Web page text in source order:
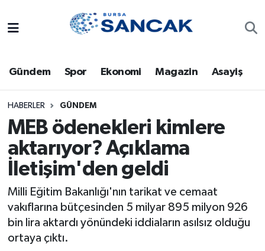
Gündem Spor Ekonomi Magazin Asayiş
HABERLER GÜNDEM
MEB ödenekleri kimlere
aktarıyor? Açıklama
İletişim'den geldi
Milli Eğitim Bakanlığı'nın tarikat ve cemaat
vakıflarına bütçesinden 5 milyar 895 milyon 926
bin lira aktardı yönündeki iddiaların asılsız olduğu
ortaya çıktı.
Bursa
Dünya
Eğitim
Ekonomi
Genel
Gündem
Trafik Durumu
Süper Lig Puan Durumu ve Fikstür
Tüm Manşetler
Son Dakika Haberleri
Haber Arşivi